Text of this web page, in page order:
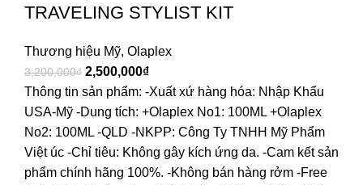
TRAVELING STYLIST KIT
Thương hiệu Mỹ, Olaplex
3,200,000₫ 2,500,000₫
Thông tin sản phẩm: -Xuất xứ hàng hóa: Nhập Khẩu
USA-Mỹ -Dung tích: +Olaplex No1: 100ML +Olaplex
No2: 100ML -QLD -NKPP: Công Ty TNHH Mỹ Phẩm
Việt úc -Chỉ tiêu: Không gây kích ứng da. -Cam kết sản
phẩm chính hãng 100%. -Không bán hàng rởm -Free